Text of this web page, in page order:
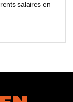
salaires en